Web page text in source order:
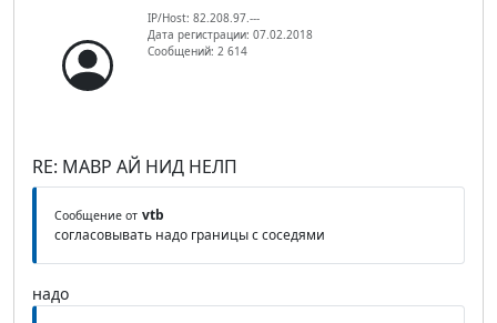
IP/Host: 82.208.97.---
Дата регистрации: 07.02.2018
Сообщений: 2 614
RE: МАВР АЙ НИД НЕЛП
Сообщение от vtb
согласовывать надо границы с соседями
надо